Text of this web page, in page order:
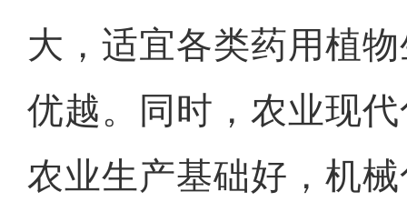
大，适宜各类药用植
优越。同时，农业现
农业生产基础好，机